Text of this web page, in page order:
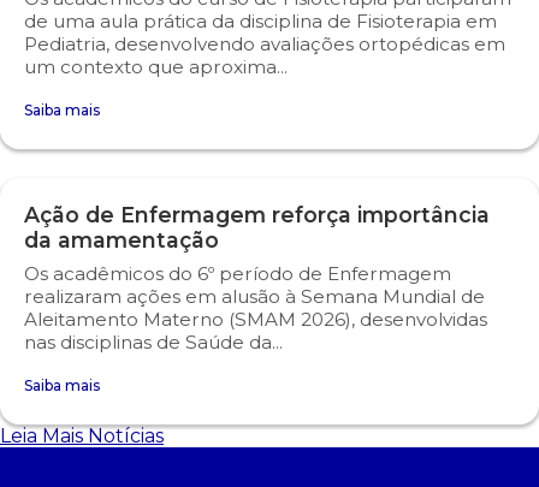
de uma aula prática da disciplina de Fisioterapia em
Pediatria, desenvolvendo avaliações ortopédicas em
um contexto que aproxima...
Saiba mais
Ação de Enfermagem reforça importância
da amamentação
Os acadêmicos do 6º período de Enfermagem
realizaram ações em alusão à Semana Mundial de
Aleitamento Materno (SMAM 2026), desenvolvidas
nas disciplinas de Saúde da...
Saiba mais
Leia Mais Notícias